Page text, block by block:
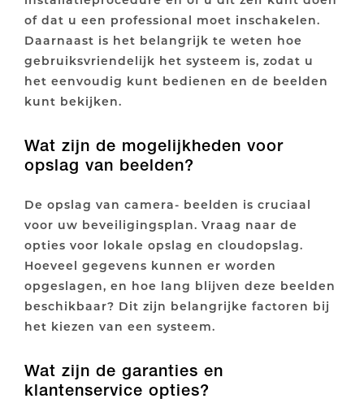
of dat u een professional moet inschakelen.
Daarnaast is het belangrijk te weten hoe
gebruiksvriendelijk het systeem is, zodat u
het eenvoudig kunt bedienen en de beelden
kunt bekijken.
Wat zijn de mogelijkheden voor
opslag van beelden?
De opslag van camera- beelden is cruciaal
voor uw beveiligingsplan. Vraag naar de
opties voor lokale opslag en cloudopslag.
Hoeveel gegevens kunnen er worden
opgeslagen, en hoe lang blijven deze beelden
beschikbaar? Dit zijn belangrijke factoren bij
het kiezen van een systeem.
Wat zijn de garanties en
klantenservice opties?